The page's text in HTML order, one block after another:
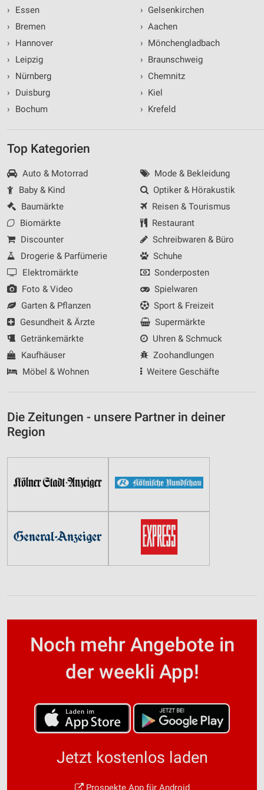
›
Essen
›
Bremen
›
Hannover
›
Leipzig
›
Nürnberg
›
Duisburg
›
Bochum
› Gelsenkirchen
› Aachen
› Mönchengladbach
› Braunschweig
› Chemnitz
› Kiel
› Krefeld
Top Kategorien
Auto & Motorrad
Baby & Kind
Baumärkte
Biomärkte
Discounter
Drogerie & Parfümerie
Elektromärkte
Foto & Video
Garten & Pflanzen
Gesundheit & Ärzte
Getränkemärkte
Kaufhäuser
Möbel & Wohnen
Mode & Bekleidung
Optiker & Hörakustik
Reisen & Tourismus
Restaurant
Schreibwaren & Büro
Schuhe
Sonderposten
Spielwaren
Sport & Freizeit
Supermärkte
Uhren & Schmuck
Zoohandlungen
Weitere Geschäfte
Die Zeitungen - unsere Partner in deiner
Region
Noch mehr Angebote in
der weekli App!
Jetzt kostenlos laden
Prospekte App für Android